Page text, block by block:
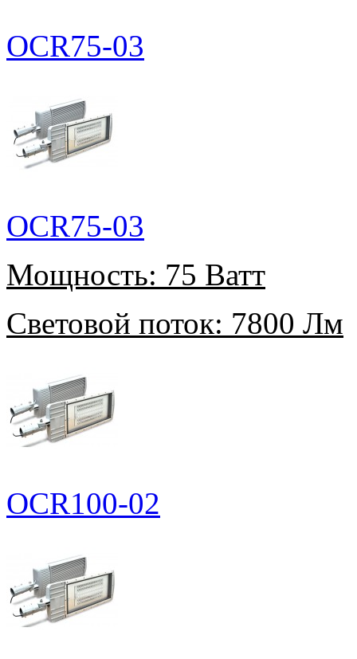
OCR75-03
OCR75-03
Мощность: 75 Ватт
Световой поток: 7800 Лм
OCR100-02